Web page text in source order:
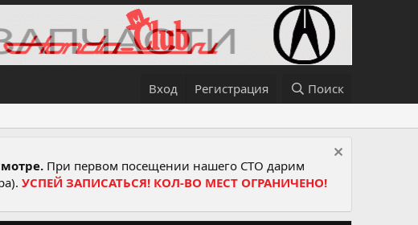
Вход Регистрация Поиск
При первом посещении нашего СТО дарим
УСПЕЙ ЗАПИСАТЬСЯ! КОЛ-ВО МЕСТ ОГРАНИЧЕНО!